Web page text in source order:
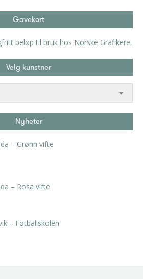
Gavekort
beløp til bruk hos Norske Grafikere.
Velg kunstner
Nyheter
– Grønn vifte
– Rosa vifte
– Fotballskolen